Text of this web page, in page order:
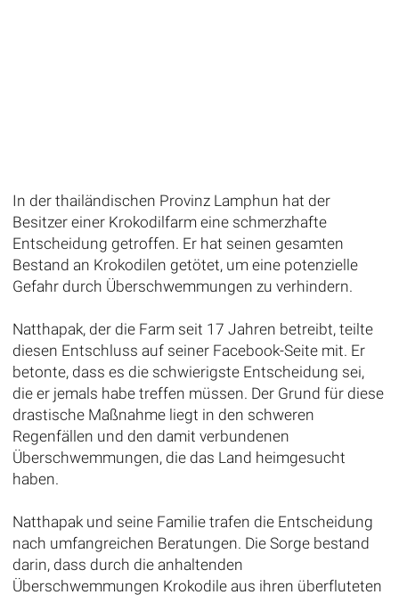
In der thailändischen Provinz Lamphun hat der
Besitzer einer Krokodilfarm eine schmerzhafte
Entscheidung getroffen. Er hat seinen gesamten
Bestand an Krokodilen getötet, um eine potenzielle
Gefahr durch Überschwemmungen zu verhindern.
Natthapak, der die Farm seit 17 Jahren betreibt, teilte
diesen Entschluss auf seiner Facebook-Seite mit. Er
betonte, dass es die schwierigste Entscheidung sei,
die er jemals habe treffen müssen. Der Grund für diese
drastische Maßnahme liegt in den schweren
Regenfällen und den damit verbundenen
Überschwemmungen, die das Land heimgesucht
haben.
Natthapak und seine Familie trafen die Entscheidung
nach umfangreichen Beratungen. Die Sorge bestand
darin, dass durch die anhaltenden
Überschwemmungen Krokodile aus ihren überfluteten